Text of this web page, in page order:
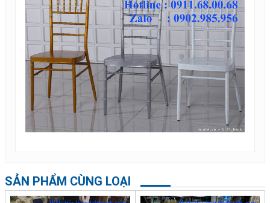
SẢN PHẨM CÙNG LOẠI